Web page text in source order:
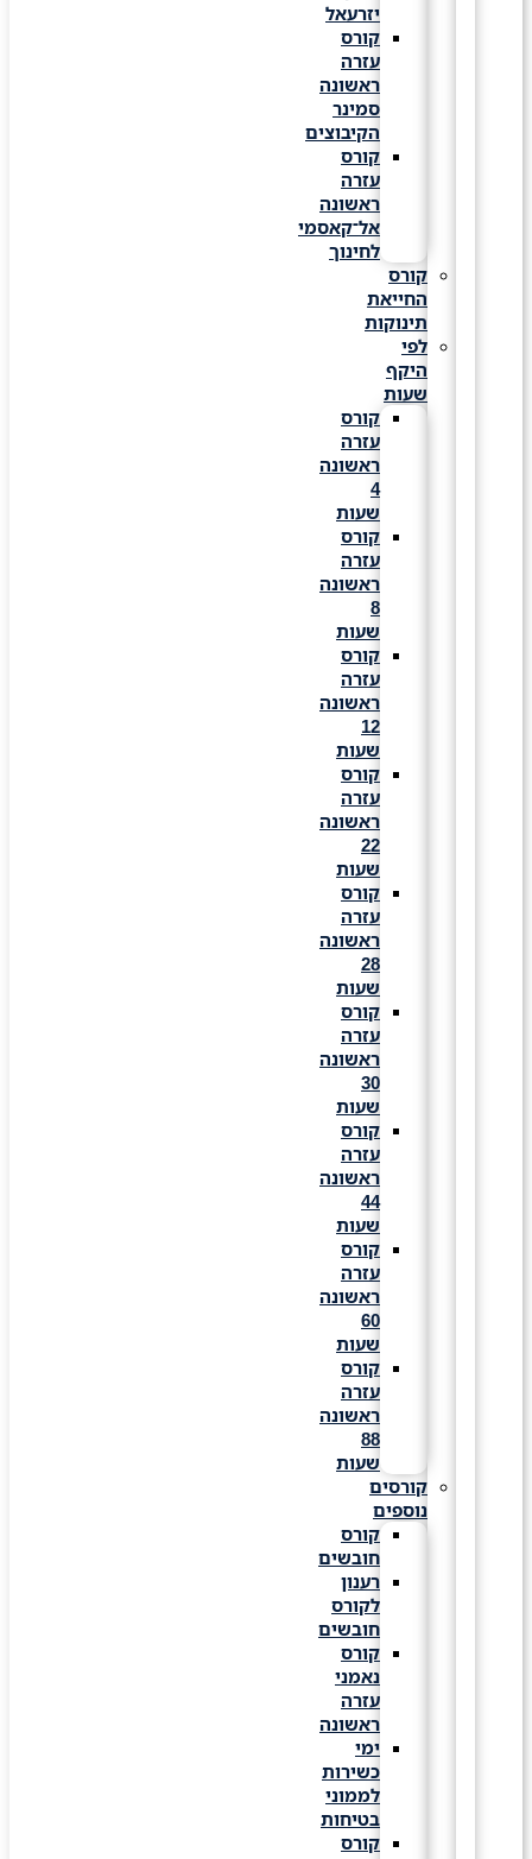
יזרעאל
קורס
עזרה
ראשונה
סמינר
הקיבוצים
קורס
עזרה
ראשונה
אל־קאסמי
לחינוך
קורס
החייאת
תינוקות
לפי
היקף
שעות
קורס
עזרה
ראשונה
שעות
קורס
עזרה
ראשונה
שעות
קורס
עזרה
ראשונה
שעות
קורס
עזרה
ראשונה
שעות
קורס
עזרה
ראשונה
שעות
קורס
עזרה
ראשונה
שעות
קורס
עזרה
ראשונה
שעות
קורס
עזרה
ראשונה
שעות
קורס
עזרה
ראשונה
שעות
קורסים
נוספים
קורס
חובשים
רענון
לקורס
חובשים
קורס
נאמני
עזרה
ראשונה
ימי
כשירות
לממוני
בטיחות
קורס